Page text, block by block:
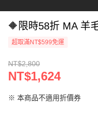
🔶限時58折 MA 羊
超取滿NT$599免運
NT$2,800
NT$1,624
※ 本商品不適用折價券